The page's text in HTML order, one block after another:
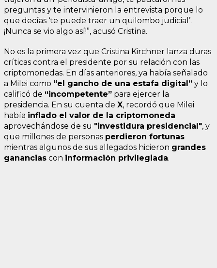
preguntas y te intervinieron la entrevista porque lo
que decías ‘te puede traer un quilombo judicial’.
¡Nunca se vio algo así!”, acusó Cristina.
No es la primera vez que Cristina Kirchner lanza duras
críticas contra el presidente por su relación con las
criptomonedas. En días anteriores, ya había señalado
a Milei como “el gancho de una estafa digital” y lo
calificó de “incompetente” para ejercer la
presidencia. En su cuenta de X, recordó que Milei
había inflado el valor de la criptomoneda
aprovechándose de su "investidura presidencial", y
que millones de personas perdieron fortunas
mientras algunos de sus allegados hicieron grandes
ganancias con información privilegiada.